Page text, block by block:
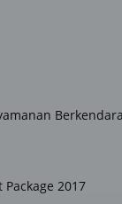
2017